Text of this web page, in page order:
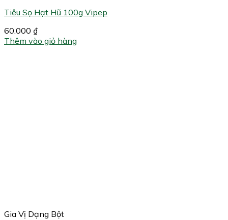
Tiêu Sọ Hạt Hũ 100g Vipep
60.000 ₫
Thêm vào giỏ hàng
Gia Vị Dạng Bột